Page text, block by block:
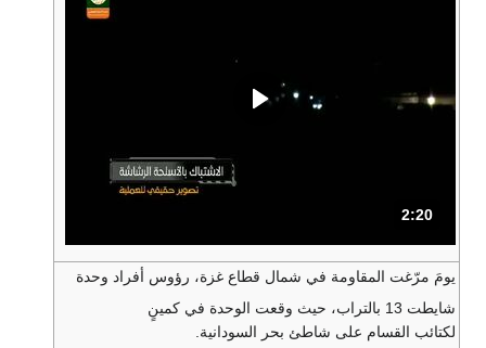
المدة: دقائق و 20 ثواني.
2:20
يومَ مرّغت المقاومة في شمال قطاع غزة، رؤوس أفراد وحدة
شايطت 13 بالتراب، حيث وقعت الوحدة في كمينٍ
لكتائب القسام على شاطئ بحر السودانية.